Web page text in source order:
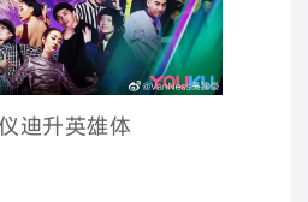
迪升英雄体